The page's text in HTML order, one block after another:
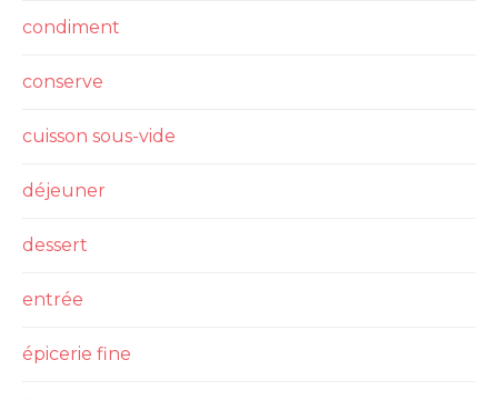
condiment
conserve
cuisson sous-vide
déjeuner
dessert
entrée
épicerie fine